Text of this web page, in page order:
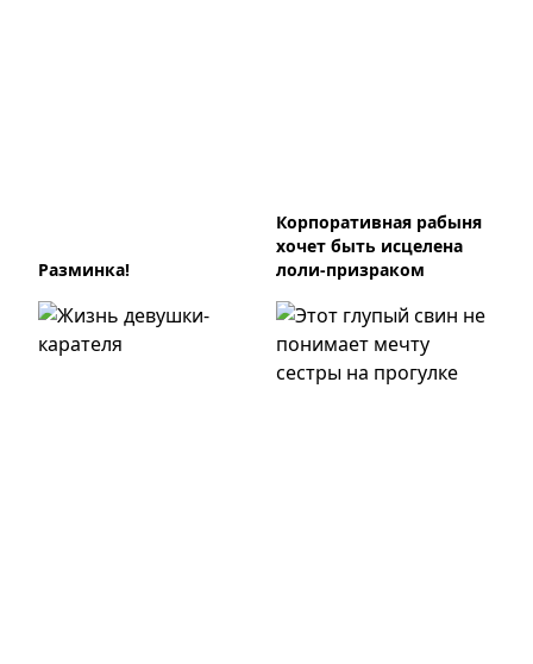
Разминка!
Корпоративная рабыня
хочет быть исцелена
лоли-призраком